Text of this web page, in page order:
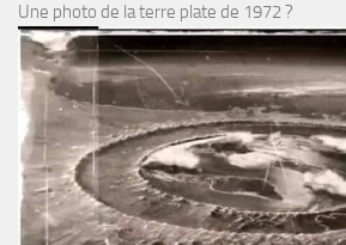
Une photo de la terre plate de 1972 ?